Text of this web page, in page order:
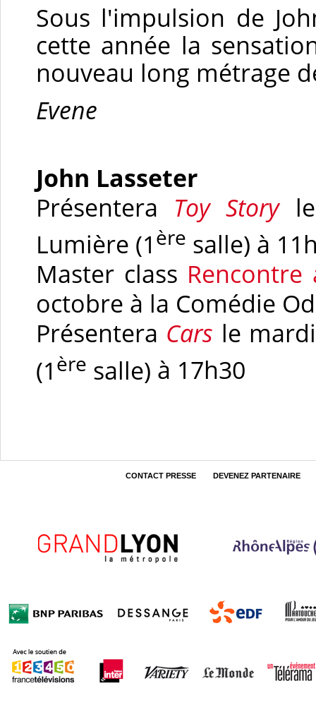
Sous l'impulsion de
cette année la
nouveau long métrage
Evene
John Lasseter
Présentera Toy Storyle
Lumière (1 ère salle) à
Master class Rencontre
octobre à la Comédie
Présentera Cars le
(1 ère salle) à 17h30
CONTACT PRESSE DEVENEZ PARTENAIRE